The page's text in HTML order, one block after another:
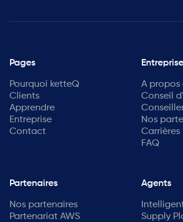
Pages
Pourquoi ketteQ
Clients
Apprendre
Entreprise
Contact
Entreprise
A propos
Conseil
Nos
Carrières
FAQ
Partenaires
Nos partenaires
Partenariat AWS
Agents
Supply